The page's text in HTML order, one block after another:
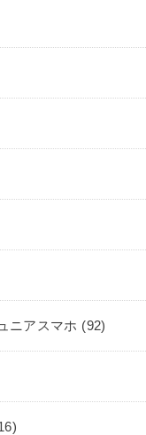
ニアスマホ (92)